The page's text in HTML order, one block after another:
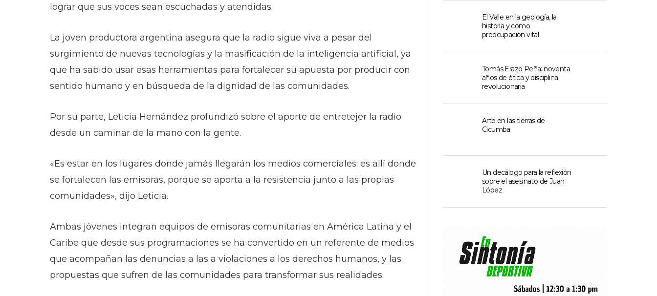
lograr que sus voces sean escuchadas y atendidas.
La joven productora argentina asegura que la radio sigue viva a pesar del
surgimiento de nuevas tecnologías y la masificación de la inteligencia artificial, ya
que ha sabido usar esas herramientas para fortalecer su apuesta por producir con
sentido humano y en búsqueda de la dignidad de las comunidades.
Por su parte, Leticia Hernández profundizó sobre el aporte de entretejer la radio
desde un caminar de la mano con la gente.
«Es estar en los lugares donde jamás llegarán los medios comerciales; es allí donde
se fortalecen las emisoras, porque se aporta a la resistencia junto a las propias
comunidades», dijo Leticia.
Ambas jóvenes integran equipos de emisoras comunitarias en América Latina y el
Caribe que desde sus programaciones se ha convertido en un referente de medios
que acompañan las denuncias a las a violaciones a los derechos humanos, y las
propuestas que sufren de las comunidades para transformar sus realidades.
El Valle en la geología, la
historia y como
preocupación vital
Tomás Erazo Peña: noventa
años de ética y disciplina
revolucionaria
Arte en las tierras de
Cicumba
Un decálogo para la reflexión
sobre el asesinato de Juan
López